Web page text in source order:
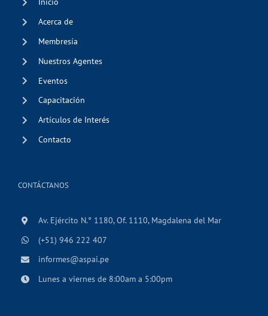
Acerca de
Membresía
Nuestros Agentes
Eventos
Capacitación
Artículos de Interés
Contacto
CONTÁCTANOS
Av. Ejército N.° 1180, Of. 1110, Magdalena del Mar
(+51) 946 222 407
informes@aspai.pe
Lunes a viernes de 8:00am a 5:00pm